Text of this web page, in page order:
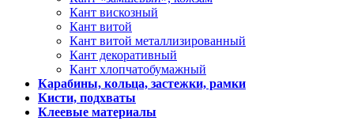
Кант вискозный
Кант витой
Кант витой металлизированный
Кант декоративный
Кант хлопчатобумажный
Карабины, кольца, застежки, рамки
Кисти, подхваты
Клеевые материалы